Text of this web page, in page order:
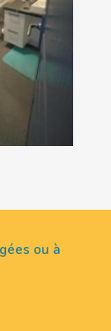
ou à